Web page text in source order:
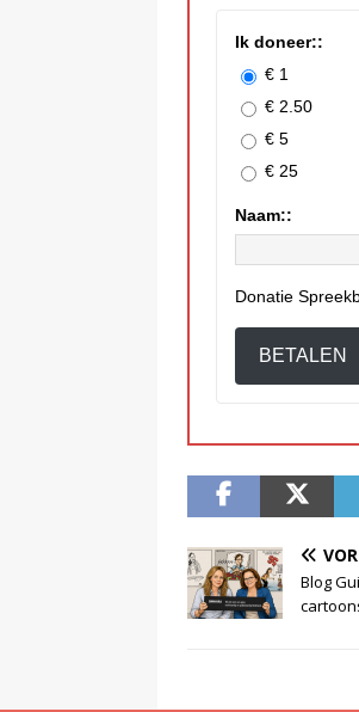
Ik doneer::
€ 1
€ 2.50
€ 5
€ 25
Naam::
Donatie
BETALEN
Blog